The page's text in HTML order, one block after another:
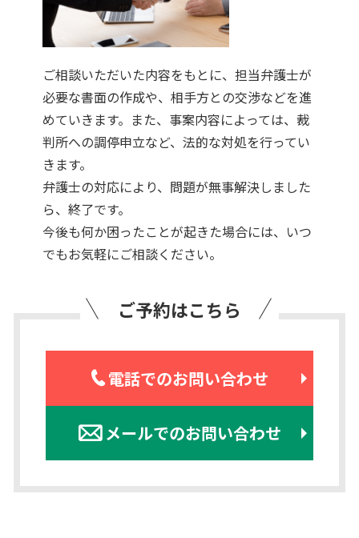
ご相談いただいた内容をもとに、担当弁護士が
必要な書面の作成や、相手方との交渉などを進
めていきます。また、事案内容によっては、裁
判所への調停申立など、法的な対処を行ってい
きます。
弁護士の対応により、問題が無事解決しました
ら、終了です。
今後も何か困ったことが起きた場合には、いつ
でもお気軽にご相談ください。
ご予約はこちら
電話でのお問い合わせ
メールでのお問い合わせ